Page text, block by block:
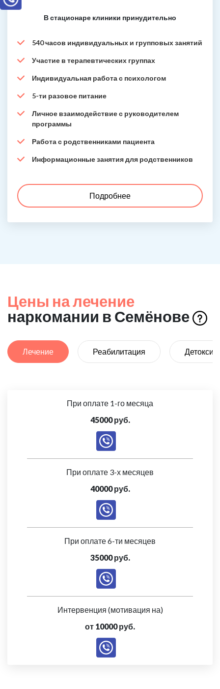
В стационаре клиники принудительно
540 часов индивидуальных и групповых занятий
Участие в терапевтических группах
Индивидуальная работа с психологом
5-ти разовое питание
Личное взаимодействие с руководителем
программы
Работа с родственниками пациента
Информационные занятия для родственников
Подробнее
Цены на лечение
наркомании в Семёнове
Лечение Реабилитация
При оплате 1-го месяца
45000 руб.
При оплате 3-х месяцев
40000 руб.
При оплате 6-ти месяцев
35000 руб.
Интервенция (мотивация на)
от 10000 руб.